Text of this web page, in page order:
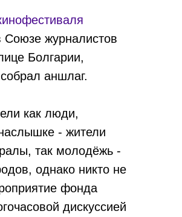
Союзе журналистов
Болгарии,
аншлаг.
как люди,
- жители
так молодёжь -
однако никто не
фонда
дискуссией